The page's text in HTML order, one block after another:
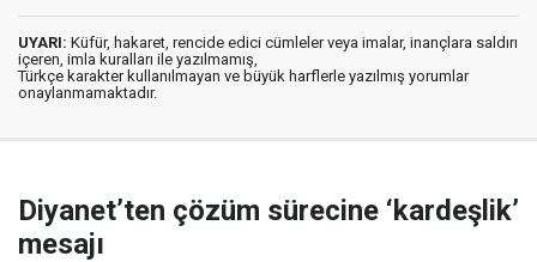
UYARI: Küfür, hakaret, rencide edici cümleler veya imalar, inançlara saldırı
içeren, imla kuralları ile yazılmamış,
Türkçe karakter kullanılmayan ve büyük harflerle yazılmış yorumlar
onaylanmamaktadır.
Diyanet’ten çözüm sürecine ‘kardeşlik’
mesajı